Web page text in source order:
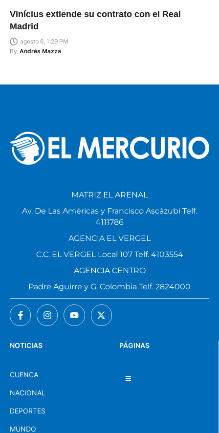
Vinícius extiende su contrato con el Real
Madrid
agosto 6, 1:29 PM
By Andrés Mazza
PÁGINAS
NOTICIAS
CUENCA
NACIONAL
DEPORTES
MUNDO
MATRIZ EL ARENAL
Av. De Las Américas y Francisco Ascázubi Telf.
4111786
AGENCIA EL VERGEL
C.C. EL VERGEL Local 107 Telf. 4103554
AGENCIA CENTRO
Padre Aguirre y G. Colombia Telf. 2824000